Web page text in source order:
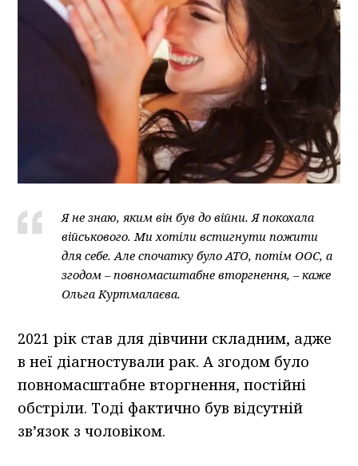
Я не знаю, яким він був до війни. Я покохала
військового. Ми хотіли встигнути пожити
для себе. Але спочатку було АТО, потім ООС, а
згодом – повномасштабне вторгнення, – каже
Ольга Куртмалаєва.
2021 рік став для дівчини складним, адже
в неї діагностували рак. А згодом було
повномасштабне вторгнення, постійні
обстріли. Тоді фактично був відсутній
зв’язок з чоловіком.